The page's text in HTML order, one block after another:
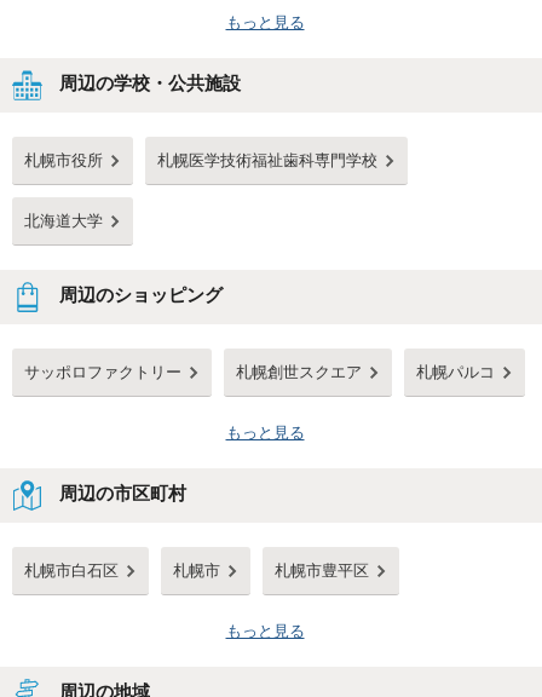
もっと見る
周辺の学校・公共施設
札幌市役所 札幌医学技術福祉歯科専門学校
北海道大学
周辺のショッピング
サッポロファクトリー 札幌創世スクエア 札幌パルコ
もっと見る
周辺の市区町村
札幌市白石区 札幌市 札幌市豊平区
もっと見る
周辺の地域